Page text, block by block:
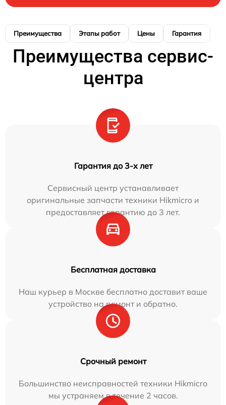
Преимущества Этапы работ Цены Гарантия
Преимущества сервис-
центра
Гарантия до 3-х лет
Сервисный центр устанавливает
оригинальные запчасти техники Hikmicro и
предоставляет гарантию до 3 лет.
Бесплатная доставка
Наш курьер в Москве бесплатно доставит ваше
устройство на ремонт и обратно.
Срочный ремонт
Большинство неисправностей техники Hikmicro
мы устраняем в течение 2 часов.